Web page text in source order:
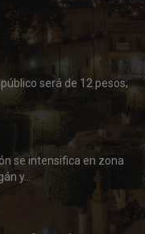
será de 12 pesos;
se intensifica en zona
y...